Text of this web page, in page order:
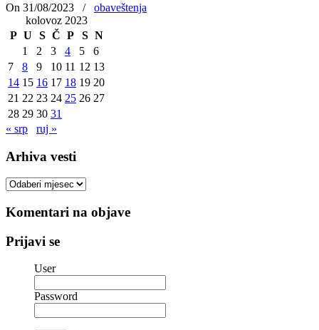
On 31/08/2023
/
obaveštenja
kolovoz 2023
P U S Č P S N
1
2 3 4 5
6
7
8 9 10 11 12 13
14 15 16 17 18 19 20
21 22 23 24 25 26 27
28 29 30 31
« srp
ruj »
Arhiva vesti
Arhiva
Komentari na objave
Prijavi se
User
Password